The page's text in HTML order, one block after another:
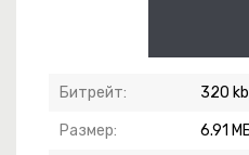
Битрейт: 320
Размер: 6.91